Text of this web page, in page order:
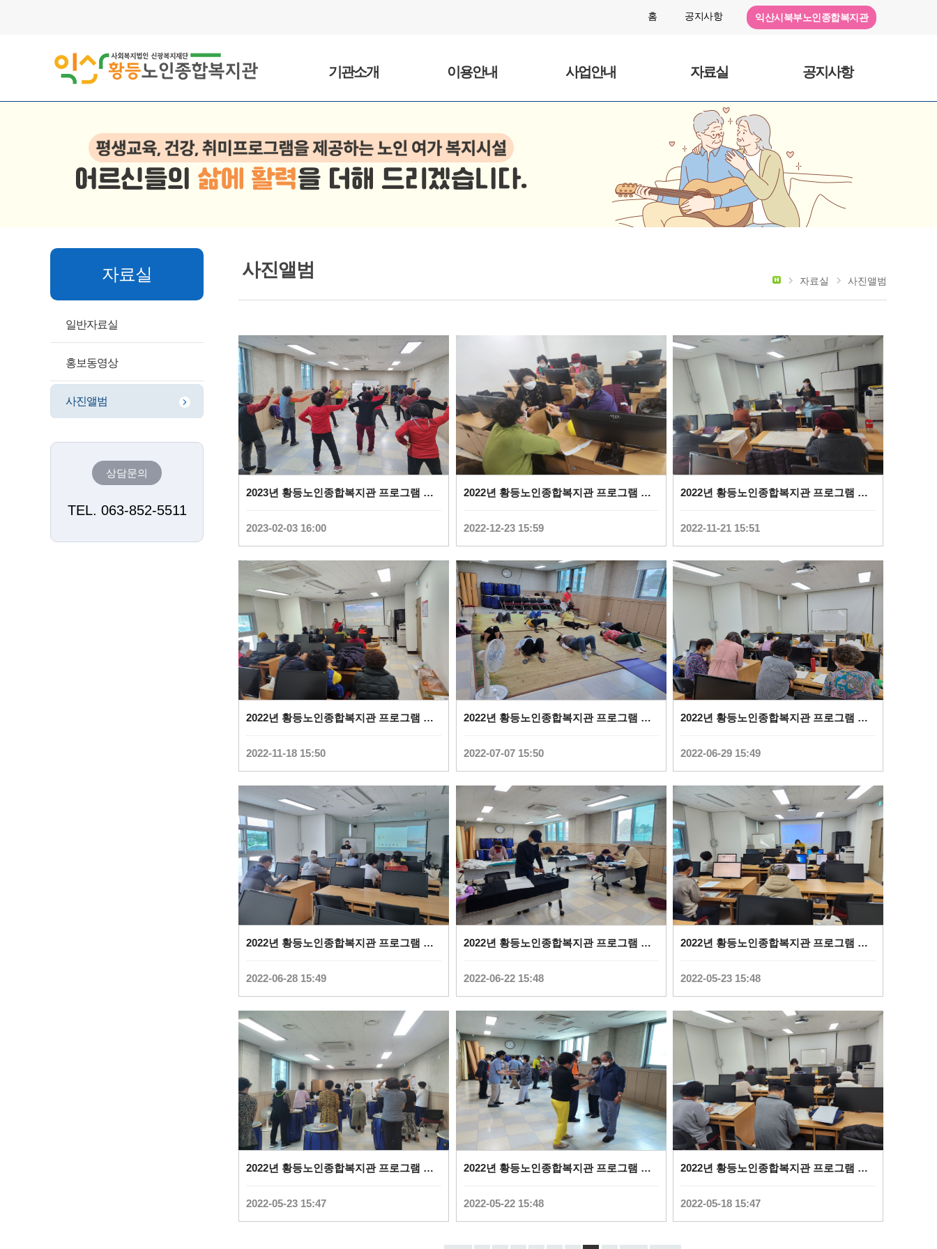
홈 공지사항 익산시북부노인종합복지관
기관소개 이용안내 사업안내 자료실 공지사항
자료실
일반자료실
홍보동영상
사진앨범
상담문의
TEL. 063-852-5511
사진앨범
자료실 사진앨범
2023년 황등노인종합복지관 프로그램 사진(건강체조) ( 0)
2023-02-03 16:00
2022년 황등노인종합복지관 프로그램 사진(나에게주는크리스마스선물) ( 0)
2022-12-23 15:59
2022년 황등노인종합복지관 프로그램 사진(한지공예) (
2022-11-21 15:51
2022년 황등노인종합복지관 프로그램 사진(웃음치료) ( 0)
2022-11-18 15:50
2022년 황등노인종합복지관 프로그램 사진(치매예방레크레이션) ( 0)
2022-07-07 15:50
2022년 황등노인종합복지관 프로그램 사진(문해교실) (
2022-06-29 15:49
2022년 황등노인종합복지관 프로그램 사진(스마트폰활용) ( 0)
2022-06-28 15:49
2022년 황등노인종합복지관 프로그램 사진(문인화) ( 0)
2022-06-22 15:48
2022년 황등노인종합복지관 프로그램 사진(컴퓨터활용) (
2022-05-23 15:48
2022년 황등노인종합복지관 프로그램 사진(실버난타) ( 0)
2022-05-23 15:47
2022년 황등노인종합복지관 프로그램 사진(실버댄스) ( 0)
2022-05-22 15:48
2022년 황등노인종합복지관 프로그램 사진(영어교실) (
2022-05-18 15:47